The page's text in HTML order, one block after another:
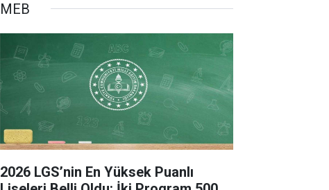
MEB
2026 LGS’nin En Yüksek Puanlı